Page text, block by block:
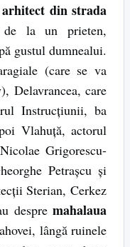
din strada
la un prieten,
gustul dumnealui.
(care se va
Delavrancea, care
Instrucţiunii, ba
Vlahuţă, actorul
Grigorescu-
Petraşcu şi
Sterian, Cerkez
despre mahalaua
lângă ruinele